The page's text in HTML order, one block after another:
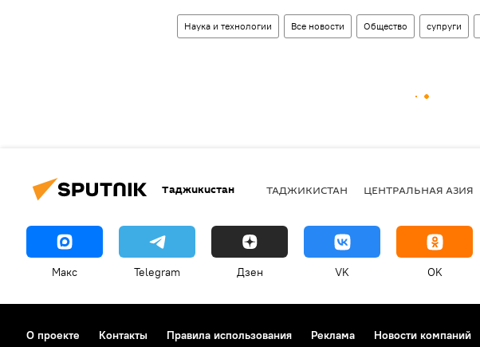
Наука и технологии Все новости Общество супруги
Таджикистан ТАДЖИКИСТАН ЦЕНТРАЛЬНАЯ АЗИЯ
Макс Telegram Дзен VK OK
О проекте Контакты Правила использования Реклама Новости компаний